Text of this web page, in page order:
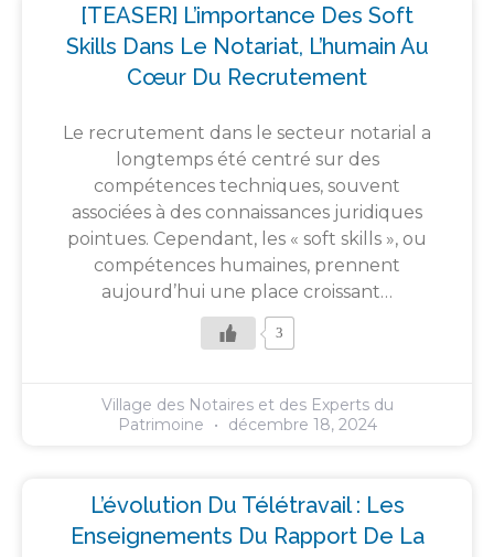
[TEASER] L’importance Des Soft
Skills Dans Le Notariat, L’humain Au
Cœur Du Recrutement
Le recrutement dans le secteur notarial a
longtemps été centré sur des
compétences techniques, souvent
associées à des connaissances juridiques
pointues. Cependant, les « soft skills », ou
compétences humaines, prennent
aujourd’hui une place croissant…
3
Village des Notaires et des Experts du
Patrimoine
décembre 18, 2024
L’évolution Du Télétravail : Les
Enseignements Du Rapport De La